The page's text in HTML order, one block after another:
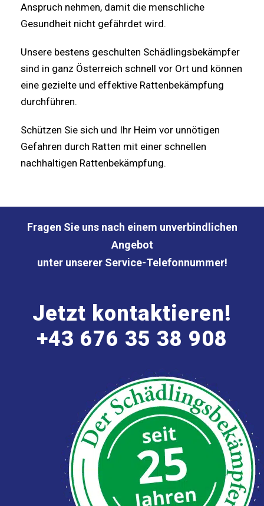
Anspruch nehmen, damit die menschliche
Gesundheit nicht gefährdet wird.
Unsere bestens geschulten Schädlingsbekämpfer
sind in ganz Österreich schnell vor Ort und können
eine gezielte und effektive Rattenbekämpfung
durchführen.
Schützen Sie sich und Ihr Heim vor unnötigen
Gefahren durch Ratten mit einer schnellen
nachhaltigen Rattenbekämpfung.
Fragen Sie uns nach einem unverbindlichen
Angebot
unter unserer Service-Telefonnummer!
Jetzt kontaktieren!
+43 676 35 38 908